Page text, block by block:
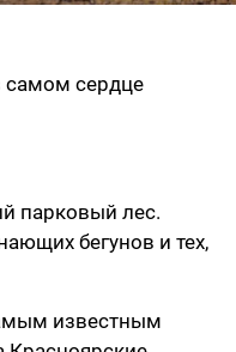
самом сердце
парковый лес.
бегунов и тех,
известным